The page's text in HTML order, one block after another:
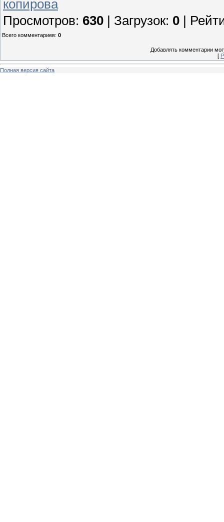
копирова
Просмотров: 630 Загрузок: 0
Всего комментариев: 0
Добавлять комментарии
[
Полная версия сайта